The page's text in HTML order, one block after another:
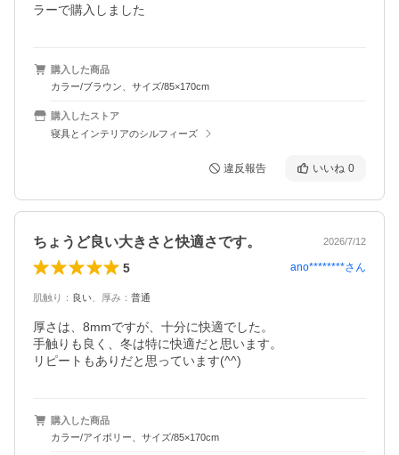
ラーで購入しました
購入した商品
カラー/ブラウン、サイズ/85×170cm
購入したストア
寝具とインテリアのシルフィーズ
違反報告 いいね 0
ちょうど良い大きさと快適さです。 2026/7/12
5 ano********さん
肌触り ： 良い 厚み ： 普通
厚さは、8mmですが、十分に快適でした。
手触りも良く、冬は特に快適だと思います。
リピートもありだと思っています(^^)
購入した商品
カラー/アイボリー、サイズ/85×170cm